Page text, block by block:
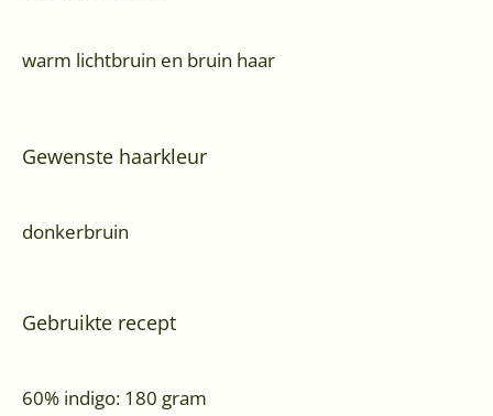
warm lichtbruin en bruin haar
Gewenste haarkleur
donkerbruin
Gebruikte recept
60% indigo: 180 gram